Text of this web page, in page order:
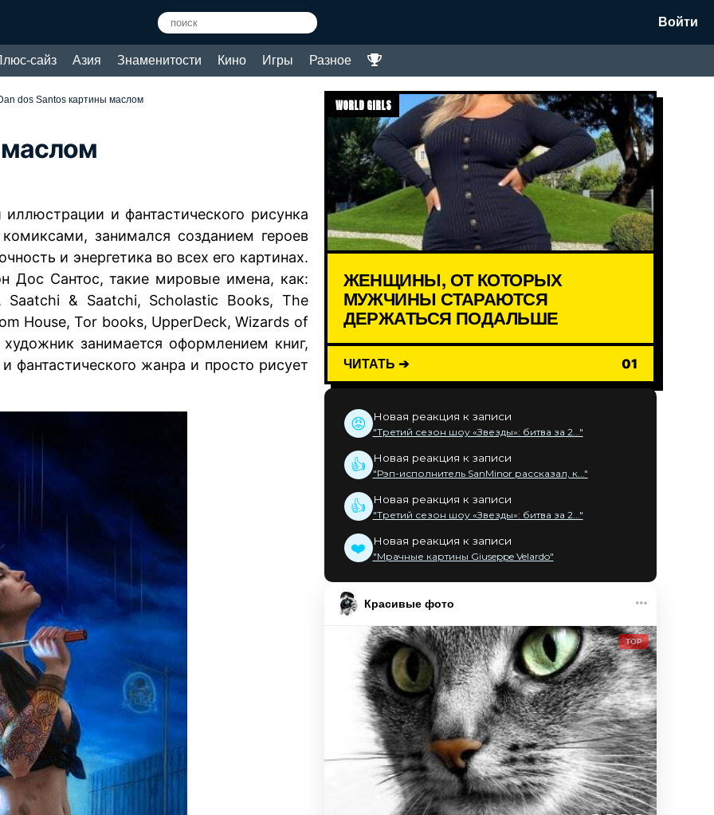
Войти
сайз Азия Знаменитости Кино Игры Разное
dos Santos картины маслом
маслом
иллюстрации и фантастического рисунка
занимался созданием героев
и энергетика во всех его картинах.
Дос Сантос, такие мировые имена, как:
Saatchi & Saatchi, Scholastic Books, The
House, Tor books, UpperDeck, Wizards of
занимается оформлением книг,
фантастического жанра и просто рисует
WORLD GIRLS
ЖЕНЩИНЫ, ОТ КОТОРЫХ
МУЖЧИНЫ СТАРАЮТСЯ
ДЕРЖАТЬСЯ ПОДАЛЬШЕ
ЧИТАТЬ ➔ 01
😡 Новая реакция к записи
"Третий сезон шоу «Звезды»: битва за 2..."
👍 Новая реакция к записи
"Рэп-исполнитель SanMinor рассказал, к..."
👍 Новая реакция к записи
"Третий сезон шоу «Звезды»: битва за 2..."
❤️ Новая реакция к записи
"Мрачные картины Giuseppe Velardo"
Красивые фото
TOP